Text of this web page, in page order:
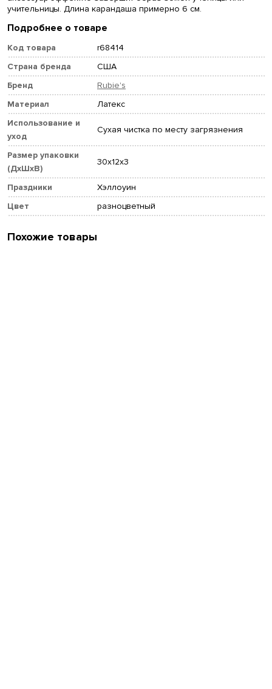
учительницы. Длина карандаша примерно 6 см.
Подробнее о товаре
Код товара
r68414
Страна бренда
США
Бренд
Rubie's
Материал
Латекс
Использование и
уход
Сухая чистка по месту загрязнения
Размер упаковки
(ДхШхВ)
30x12x3
Праздники
Хэллоуин
Цвет
разноцветный
Похожие товары